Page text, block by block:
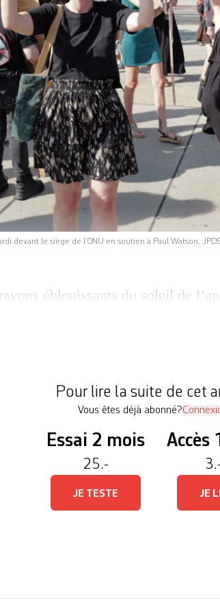
devant le siège de l’ONU en soutien à Paul Watson. JPDS
éblouissants du soleil de
Pour lire la suite de cet
Vous êtes déjà abonné?
Essai 2 mois
25.-
JE TESTE
Accès
JE